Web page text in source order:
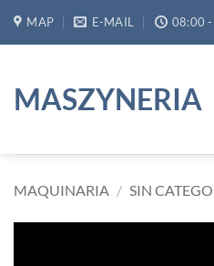
MAP E-MAIL 08:00
MASZYNERIA
MAQUINARIA / SIN